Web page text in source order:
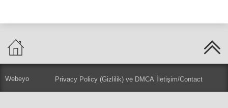
Webeyo Privacy Policy (Gizlilik) ve DMCA İletişim/Contact